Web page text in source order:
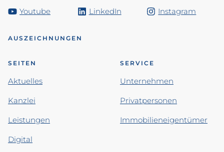
Youtube
LinkedIn Instagram
AUSZEICHNUNGEN
SEITEN
Aktuelles
Kanzlei
Leistungen
Digital
SERVICE
Unternehmen
Privatpersonen
Immobilieneigentümer